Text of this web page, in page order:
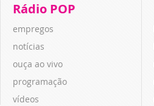
Rádio POP
empregos
notícias
ouça ao vivo
programação
vídeos